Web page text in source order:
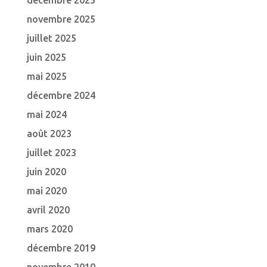
novembre 2025
juillet 2025
juin 2025
mai 2025
décembre 2024
mai 2024
août 2023
juillet 2023
juin 2020
mai 2020
avril 2020
mars 2020
décembre 2019